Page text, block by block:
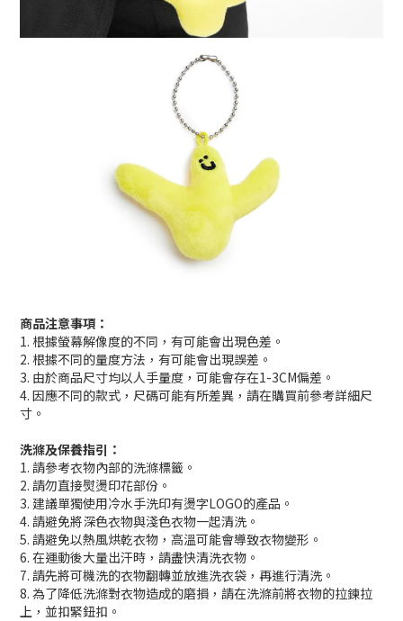
商品注意事項：
1. 根據螢幕解像度的不同，有可能會出現色差。
2. 根據不同的量度方法，有可能會出現誤差。
3. 由於商品尺寸均以人手量度，可能會存在1-3CM偏差。
4. 因應不同的款式，尺碼可能有所差異，請在購買前參考詳細尺
寸。
洗滌及保養指引：
1. 請參考衣物內部的洗滌標籤。
2. 請勿直接熨燙印花部份。
3. 建議單獨使用冷水手洗印有燙字LOGO的產品。
4. 請避免將深色衣物與淺色衣物一起清洗。
5. 請避免以熱風烘乾衣物，高溫可能會導致衣物變形。
6. 在運動後大量出汗時，請盡快清洗衣物。
7. 請先將可機洗的衣物翻轉並放進洗衣袋，再進行清洗。
8. 為了降低洗滌對衣物造成的磨損，請在洗滌前將衣物的拉鍊拉
上，並扣緊鈕扣。